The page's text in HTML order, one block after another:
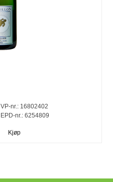
VP-nr.:16802402
EPD-nr.: 6254809
Kjøp